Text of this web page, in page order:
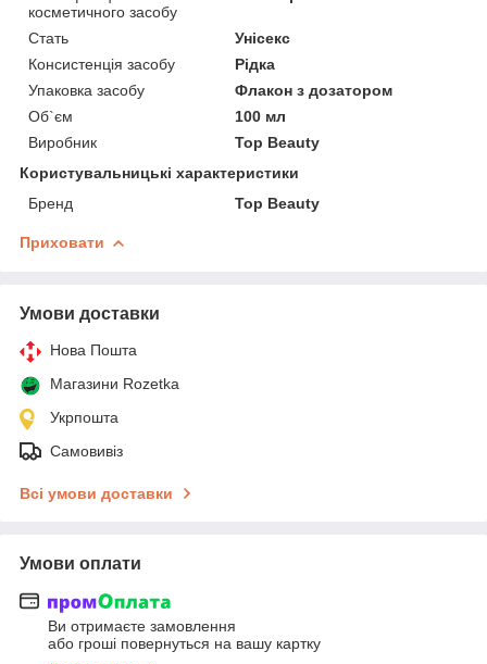
косметичного засобу
Стать
Унісекс
Консистенція засобу
Рідка
Упаковка засобу
Флакон з дозатором
Об`єм
100 мл
Виробник
Top Beauty
Користувальницькі характеристики
Бренд
Top Beauty
Приховати
Умови доставки
Нова Пошта
Магазини Rozetka
Укрпошта
Самовивіз
Всі умови доставки
Умови оплати
Ви отримаєте замовлення
або гроші повернуться на вашу картку